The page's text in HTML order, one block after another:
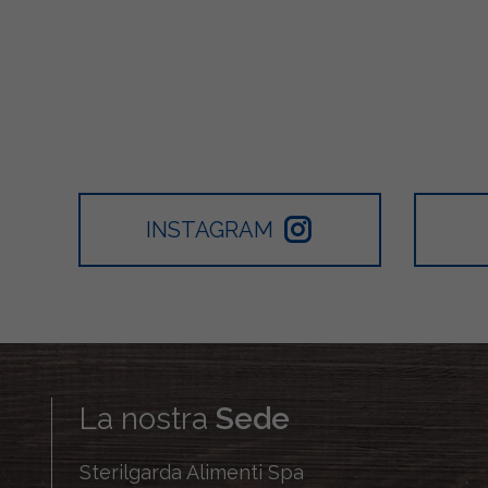
INSTAGRAM
La nostra Sede
Sterilgarda Alimenti Spa